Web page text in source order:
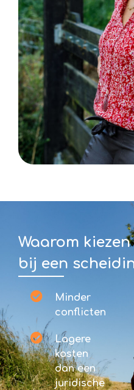
Waarom
bij een
Minder
conflicten
Lagere
kosten
dan een
juridische